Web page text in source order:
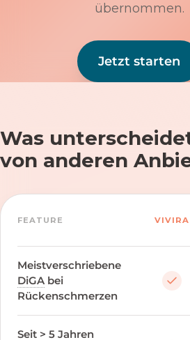
übernommen.
Jetzt starten
Was
von anderen
FEATURE VIVIRA
Meistverschriebene
DiGA bei
Rückenschmerzen
Seit > 5 Jahren